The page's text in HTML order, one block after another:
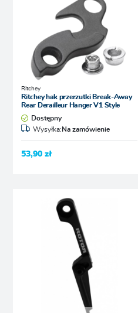
Ritchey
Ritchey hak przerzutki Break-Away
Rear Derailleur Hanger V1 Style
Dostępny
Wysyłka:Na zamówienie
53,90 zł